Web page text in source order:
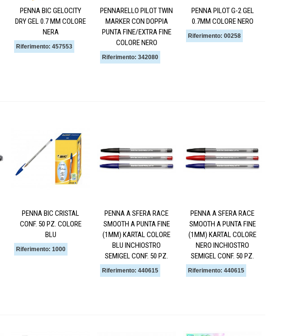
PENNA BIC GELOCITY
DRY GEL 0.7 MM COLORE
NERA
Riferimento: 457553
PENNARELLO PILOT TWIN
MARKER CON DOPPIA
PUNTA FINE/EXTRA FINE
COLORE NERO
Riferimento: 342080
PENNA PILOT G-2 GEL
0.7MM COLORE NERO
Riferimento: 00258
PENNA BIC CRISTAL
CONF. 50 PZ. COLORE
BLU
Riferimento: 1000
PENNA A SFERA RACE
SMOOTH A PUNTA FINE
(1MM) KARTAL COLORE
BLU INCHIOSTRO
SEMIGEL CONF. 50 PZ.
Riferimento: 440615
PENNA A SFERA RACE
SMOOTH A PUNTA FINE
(1MM) KARTAL COLORE
NERO INCHIOSTRO
SEMIGEL CONF. 50 PZ.
Riferimento: 440615